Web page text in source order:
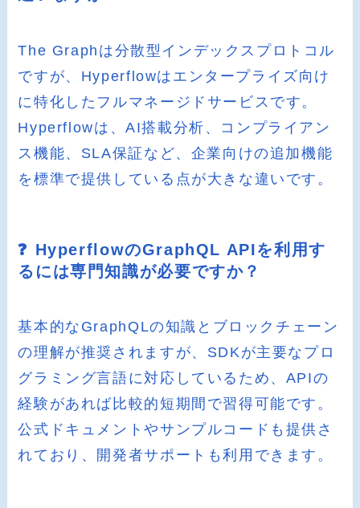
The Graphは分散型インデックスプロトコル
ですが、Hyperflowはエンタープライズ向け
に特化したフルマネージドサービスです。
Hyperflowは、AI搭載分析、コンプライアン
ス機能、SLA保証など、企業向けの追加機能
を標準で提供している点が大きな違いです。
❓ HyperflowのGraphQL APIを利用す
るには専門知識が必要ですか？
基本的なGraphQLの知識とブロックチェーン
の理解が推奨されますが、SDKが主要なプロ
グラミング言語に対応しているため、APIの
経験があれば比較的短期間で習得可能です。
公式ドキュメントやサンプルコードも提供さ
れており、開発者サポートも利用できます。